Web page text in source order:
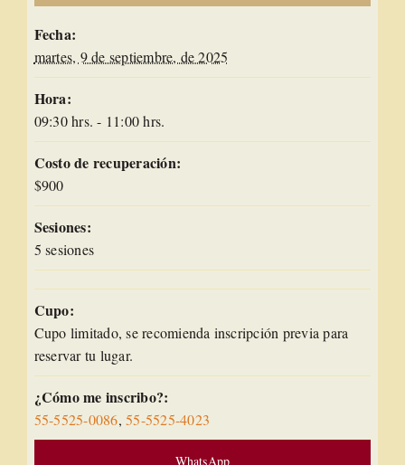
Fecha:
martes, 9 de septiembre, de 2025
Hora:
09:30 hrs. - 11:00 hrs.
Costo de recuperación:
$900
Sesiones:
5 sesiones
Cupo:
Cupo limitado, se recomienda inscripción previa para
reservar tu lugar.
¿Cómo me inscribo?:
55-5525-0086,55-5525-4023
WhatsApp